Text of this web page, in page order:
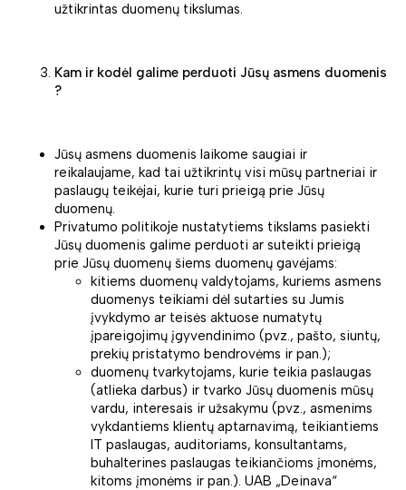
užtikrintas duomenų tikslumas.
Kam ir kodėl galime perduoti Jūsų asmens duomenis
?
Jūsų asmens duomenis laikome saugiai ir
reikalaujame, kad tai užtikrintų visi mūsų partneriai ir
paslaugų teikėjai, kurie turi prieigą prie Jūsų
duomenų.
Privatumo politikoje nustatytiems tikslams pasiekti
Jūsų duomenis galime perduoti ar suteikti prieigą
prie Jūsų duomenų šiems duomenų gavėjams:
kitiems duomenų valdytojams, kuriems asmens
duomenys teikiami dėl sutarties su Jumis
įvykdymo ar teisės aktuose numatytų
įpareigojimų įgyvendinimo (pvz., pašto, siuntų,
prekių pristatymo bendrovėms ir pan.);
duomenų tvarkytojams, kurie teikia paslaugas
(atlieka darbus) ir tvarko Jūsų duomenis mūsų
vardu, interesais ir užsakymu (pvz., asmenims
vykdantiems klientų aptarnavimą, teikiantiems
IT paslaugas, auditoriams, konsultantams,
buhalterines paslaugas teikiančioms įmonėms,
kitoms įmonėms ir pan.). UAB „Deinava“